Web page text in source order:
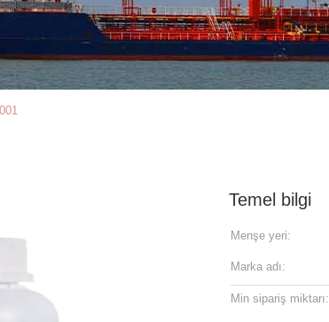
Temel bilgi
Menşe yeri:
Marka adı:
Min sipariş miktarı: